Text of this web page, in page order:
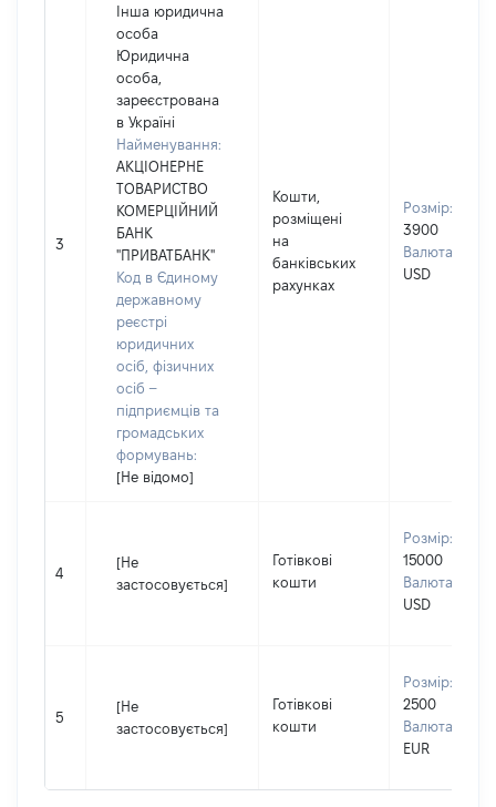
3
Інша юридична
особа
Юридична
особа,
зареєстрована
в Україні
Найменування:
АКЦІОНЕРНЕ
ТОВАРИСТВО
КОМЕРЦІЙНИЙ
БАНК
"ПРИВАТБАНК"
Код в Єдиному
державному
реєстрі
юридичних
осіб, фізичних
осіб –
підприємців та
громадських
формувань:
[Не відомо]
Кошти,
розміщені
на
банківських
рахунках
Розмір:
3900
Валюта:
USD
4
[Не
застосовується]
Готівкові
кошти
Розмір:
15000
Валюта:
USD
5
[Не
застосовується]
Готівкові
кошти
Розмір:
2500
Валюта:
EUR